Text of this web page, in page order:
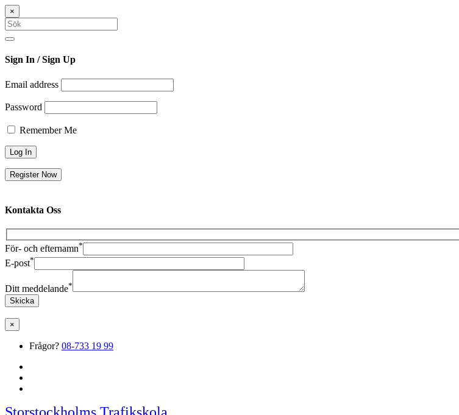
×
Sök
efter:
Search
Sign In / Sign Up
Email address
Password
Remember Me
Register Now
Kontakta Oss
För- och efternamn*
E-post*
Ditt meddelande*
×
Frågor? 08-733 19 99